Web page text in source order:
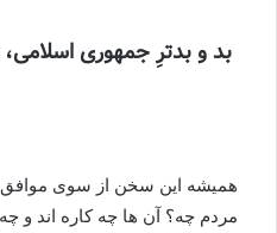
بد و بدترِ جمهوری
همیشه این سخن از سوی
مردم چه؟ آن ها چه کاره اند و چه